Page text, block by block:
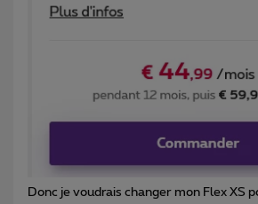
Donc je voudrais changer mon Flex XS